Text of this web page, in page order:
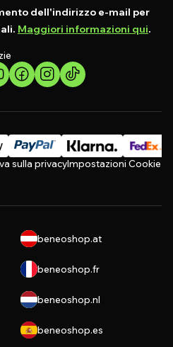
dell'indirizzo e-mail per
Maggiori informazioni qui.
sulla privacyImpostazioni Cookie
beneoshop.at
beneoshop.fr
beneoshop.nl
beneoshop.es